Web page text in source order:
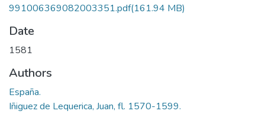
991006369082003351.pdf(161.94 MB)
Date
1581
Authors
España.
Iñiguez de Lequerica, Juan, fl. 1570-1599.